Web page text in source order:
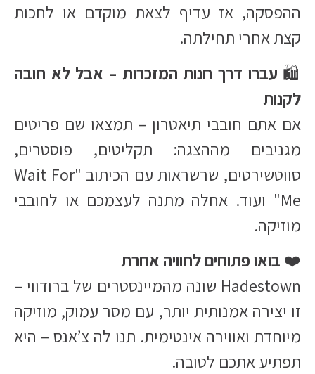
ההפסקה, אז עדיף לצאת מוקדם או לחכות
קצת אחרי תחילתה.
🛍️ עברו דרך חנות המזכרות – אבל לא חובה
לקנות
אם אתם חובבי תיאטרון – תמצאו שם פריטים
מגניבים מההצגה: תקליטים, פוסטרים,
סווטשירטים, שרשראות עם הכיתוב "Wait For
Me" ועוד. אחלה מתנה לעצמכם או לחובבי
מוזיקה.
❤️ בואו פתוחים לחוויה אחרת
Hadestown שונה מהמיינסטרים של ברודווי –
זו יצירה אמנותית יותר, עם מסר עמוק, מוזיקה
מיוחדת ואווירה אינטימית. תנו לה צ’אנס – היא
תפתיע אתכם לטובה.